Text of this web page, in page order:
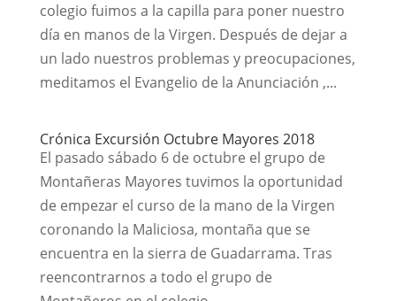
colegio fuimos a la capilla para poner nuestro
día en manos de la Virgen. Después de dejar a
un lado nuestros problemas y preocupaciones,
meditamos el Evangelio de la Anunciación ,...
Crónica Excursión Octubre Mayores 2018
El pasado sábado 6 de octubre el grupo de
Montañeras Mayores tuvimos la oportunidad
de empezar el curso de la mano de la Virgen
coronando la Maliciosa, montaña que se
encuentra en la sierra de Guadarrama. Tras
reencontrarnos a todo el grupo de